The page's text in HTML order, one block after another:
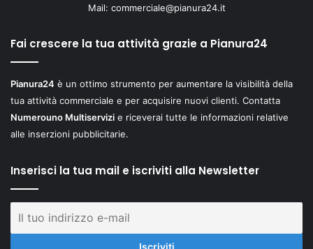
Mail: commerciale@pianura24.it
Fai crescere la tua attività grazie a Pianura24
Pianura24 è un ottimo strumento per aumentare la visibilità della
tua attività commerciale e per acquisire nuovi clienti. Contatta
Numerouno Multiservizi e riceverai tutte le informazioni relative
alle inserzioni pubblicitarie.
Inserisci la tua mail e iscriviti alla Newsletter